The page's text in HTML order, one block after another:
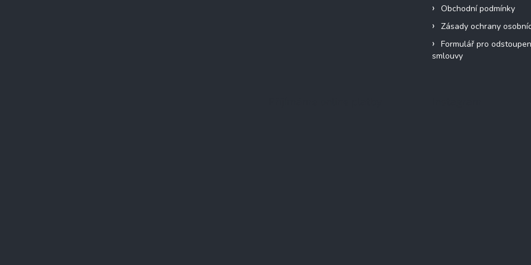
Obchodní podmínky
Zásady ochrany
Formulář pro
smlouvy